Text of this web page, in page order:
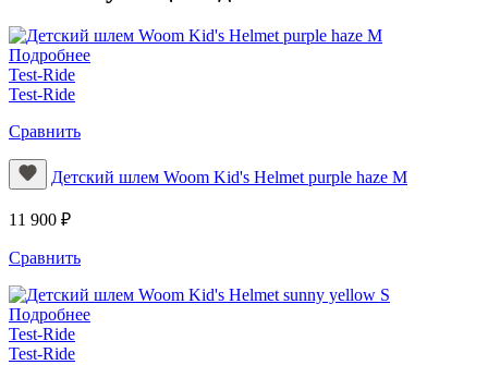
Подробнее
Test-Ride
Test-Ride
Сравнить
Детский шлем Woom Kid's Helmet purple haze M
11 900 ₽
Сравнить
Подробнее
Test-Ride
Test-Ride